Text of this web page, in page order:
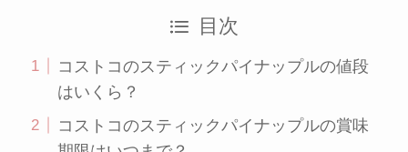
目次
コストコのスティックパイナップルの値段
はいくら？
コストコのスティックパイナップルの賞味